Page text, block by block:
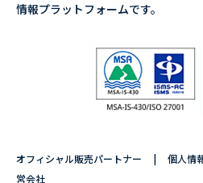
情報プラットフォームです。
オフィシャル販売パートナー 個人情
営会社